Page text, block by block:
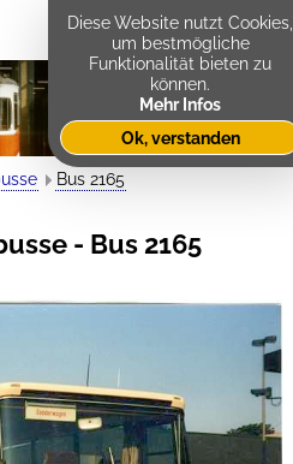
Bus 2165
- Bus 2165
Diese Website nutzt Cookies,
um bestmögliche
Funktionalität bieten zu
können.
Mehr Infos
Ok, verstanden